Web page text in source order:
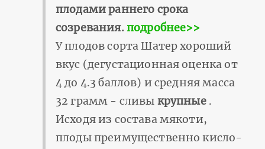
плодами раннего срока
созревания.подробнее>>
У плодов сорта Шатер хороший
вкус (дегустационная оценка от
4 до 4.3 баллов) и средняя масса
32 грамм - сливы крупные .
Исходя из состава мякоти,
плоды преимущественно кисло-